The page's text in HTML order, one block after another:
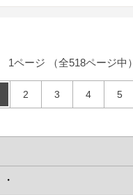
1ページ （全518ページ中）
2 3 4 5